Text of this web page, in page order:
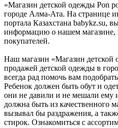
«Магазин детской одежды Pon
городе Алма-Ата. На странице
портала Казахстана babykz.su,
информацию о нашем магазине,
покупателей.
Наш магазин «Магазин детской
продажей детской одежды в
всегда рад помочь вам
Ребенок должен быть обут и
они не давили и не мешали ему
должна быть из качественного
вызывал бы раздражения, а
стирок. Ознакомиться с